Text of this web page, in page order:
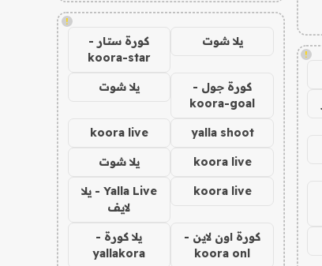
!
!
يلا شوت
كورة ستار -
koora-star
كورة جول -
koora-goal
يلا شوت
yalla shoot
koora live
koora live يلا شوت
koora live
Yalla Live - يلا
لايف
كورة اون لاين -
koora onl
يلا كورة -
yallakora